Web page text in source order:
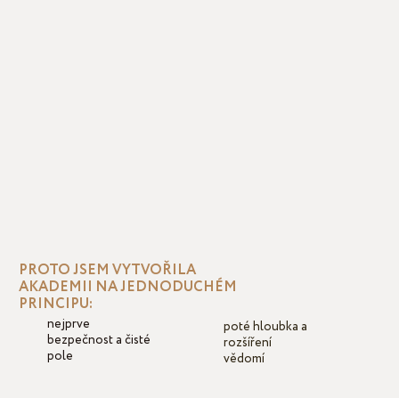
poté hloubka a
rozšíření
vědomí
nejprve
bezpečnost a čisté
pole
PROTO JSEM VYTVOŘILA
AKADEMII NA JEDNODUCHÉM
PRINCIPU: